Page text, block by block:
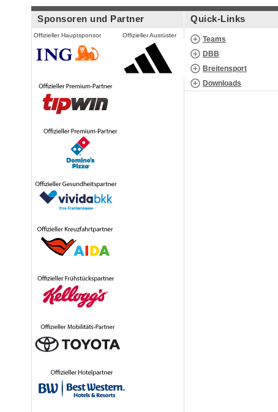
Sponsoren und Partner
Offizieller Hauptsponsor Offizieller Ausrüster
Quick-Links
Teams
DBB
Breitensport
Downloads